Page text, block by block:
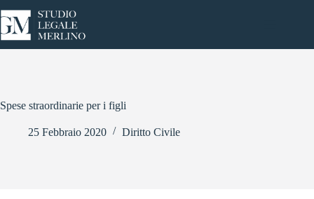
al
contenuto
Spese straordinarie per i figli
25 Febbraio 2020 Diritto Civile